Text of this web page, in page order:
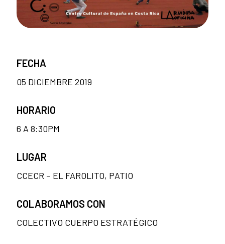
FECHA
05 DICIEMBRE 2019
HORARIO
6 A 8:30PM
LUGAR
CCECR – EL FAROLITO, PATIO
COLABORAMOS CON
COLECTIVO CUERPO ESTRATÉGICO